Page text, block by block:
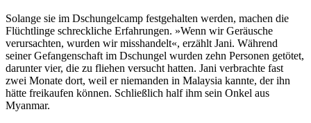
Solange sie im Dschungelcamp festgehalten werden, machen die
Flüchtlinge schreckliche Erfahrungen. »Wenn wir Geräusche
verursachten, wurden wir misshandelt«, erzählt Jani. Während
seiner Gefangenschaft im Dschungel wurden zehn Personen getötet,
darunter vier, die zu fliehen versucht hatten. Jani verbrachte fast
zwei Monate dort, weil er niemanden in Malaysia kannte, der ihn
hätte freikaufen können. Schließlich half ihm sein Onkel aus
Myanmar.